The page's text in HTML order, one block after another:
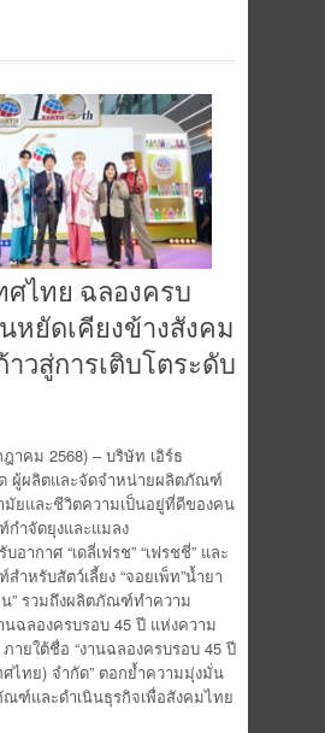
ศไทย ฉลองครบ
หยัดเคียงข้างสังคม
วสู่การเติบโตระดับ
าคม 2568) – บริษัท เอิร์ธ
ด ผู้ผลิตและจัดจำหน่ายผลิตภัณฑ์
ยและชีวิตความเป็นอยู่ที่ดีของคน
ำจัดยุงและแมลง
ากาศ “เดลี่เฟรช” “เฟรชชี่” และ
ำหรับสัตว์เลี้ยง “จอยเพ็ท”น้ำยา
” รวมถึงผลิตภัณฑ์ทำความ
นฉลองครบรอบ 45 ปี แห่งความ
ายใต้ชื่อ “งานฉลองครบรอบ 45 ปี
ศไทย) จำกัด” ตอกย้ำความมุ่งมั่น
ฑ์และดำเนินธุรกิจเพื่อสังคมไทย